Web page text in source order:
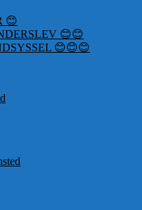
😊
😊😊
😊😊😊